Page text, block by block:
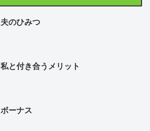
夫のひみつ
私と付き合うメリット
ボーナス